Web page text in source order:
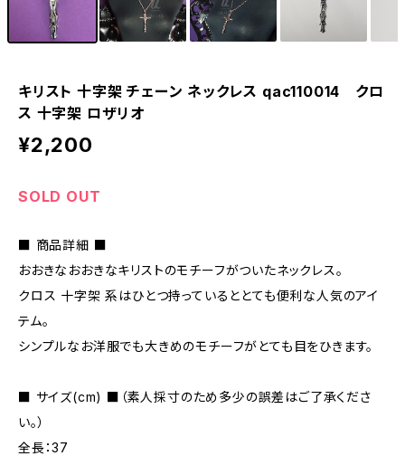
キリスト 十字架 チェーン ネックレス qac110014 クロ
ス 十字架 ロザリオ
¥2,200
SOLD OUT
■ 商品詳細 ■
おおきなおおきなキリストのモチーフがついたネックレス。
クロス 十字架 系はひとつ持っているととても便利な人気のアイ
テム。
シンプルなお洋服でも大きめのモチーフがとても目をひきます。
■ サイズ(cm) ■（素人採寸のため多少の誤差はご了承くださ
い。）
全長：37